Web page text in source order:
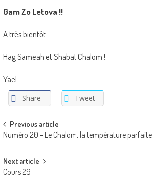
Gam Zo Letova !!
A très bientôt.
Hag Sameah et Shabat Chalom !
Yaël
Share Tweet
Post
navigation
Previous article
Numéro 20 – Le Chalom, la température parfaite
Next article
Cours 29